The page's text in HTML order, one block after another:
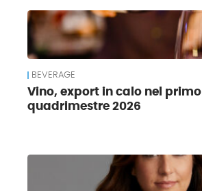
BEVERAGE
Vino, export in calo nel primo
quadrimestre 2026